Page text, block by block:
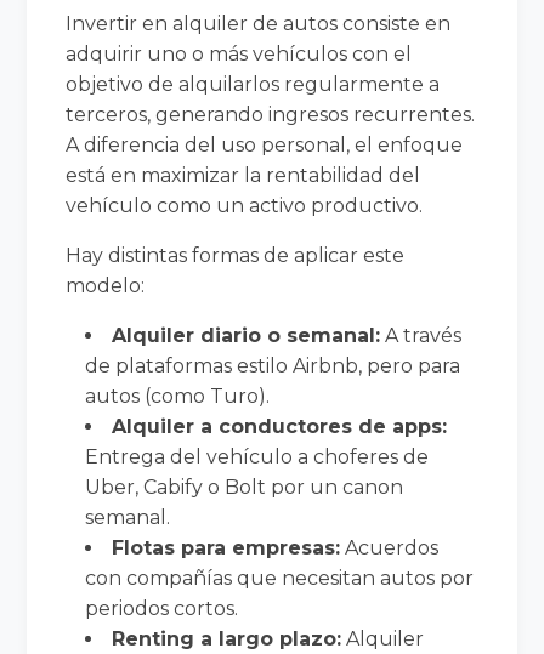
Invertir en alquiler de autos consiste en
adquirir uno o más vehículos con el
objetivo de alquilarlos regularmente a
terceros, generando ingresos recurrentes.
A diferencia del uso personal, el enfoque
está en maximizar la rentabilidad del
vehículo como un activo productivo.
Hay distintas formas de aplicar este
modelo:
Alquiler diario o semanal: A través
de plataformas estilo Airbnb, pero para
autos (como Turo).
Alquiler a conductores de apps:
Entrega del vehículo a choferes de
Uber, Cabify o Bolt por un canon
semanal.
Flotas para empresas: Acuerdos
con compañías que necesitan autos por
periodos cortos.
Renting a largo plazo: Alquiler